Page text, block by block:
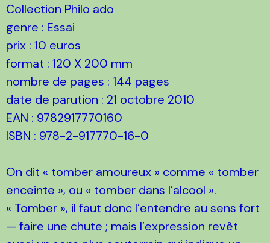
Collection Philo ado
genre : Essai
prix : 10 euros
format : 120 X 200 mm
nombre de pages : 144 pages
date de parution : 21 octobre 2010
EAN : 9782917770160
ISBN : 978-2-917770-16-0
On dit « tomber amoureux » comme « tomber
enceinte », ou « tomber dans l’alcool ».
« Tomber », il faut donc l’entendre au sens fort
— faire une chute ; mais l’expression revêt